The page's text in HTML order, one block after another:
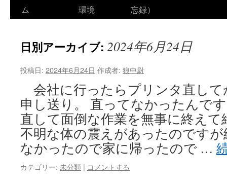
ム
環境
忘録）
日別アーカイブ: 2024年6月24日
投稿日: 2024年6月24日 作成者: 狼中尉
会社に行ったらプリンタ直し
申し送り。 直ってなかったんで
直して面倒な作業を無事に終えて
不明な体の震えがあったのです
なかったので家に帰ったので …
カテゴリー: 未分類 | コメントする